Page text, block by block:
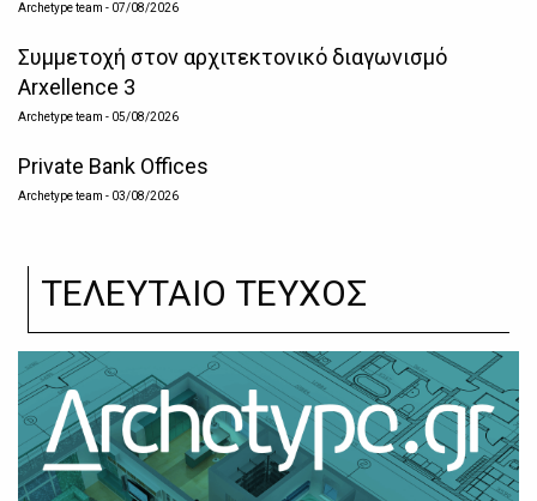
Archetype team - 07/08/2026
Συμμετοχή στον αρχιτεκτονικό διαγωνισμό
Arxellence 3
Archetype team - 05/08/2026
Private Bank Offices
Archetype team - 03/08/2026
ΤΕΛΕΥΤΑΙΟ ΤΕΥΧΟΣ